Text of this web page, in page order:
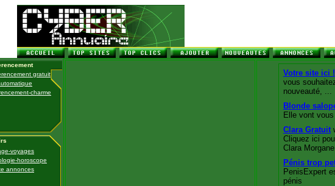
gratuit
charme
voyages
horoscope
annonces